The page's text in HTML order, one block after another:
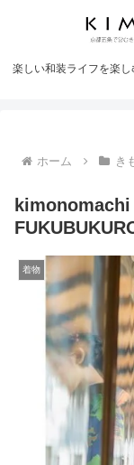
楽しい和装ライフを楽
ホーム き
kimonomachi
着物